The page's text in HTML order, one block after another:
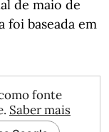
de maio de
foi baseada em
fonte
Saber mais